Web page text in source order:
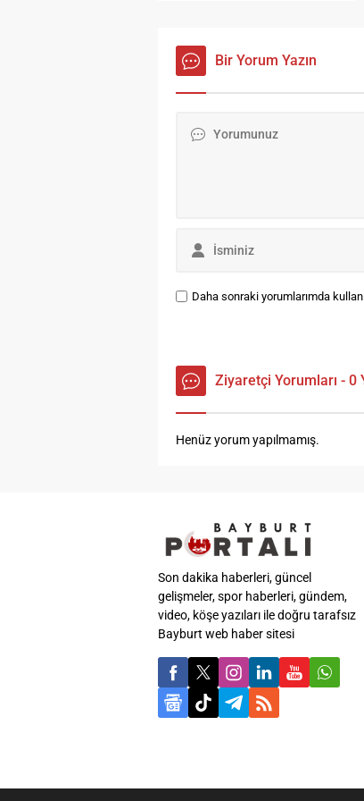
mütevellit ülkemizdeki eğitime
bir göz atalım. Ülke olarak
Bir Yorum Yazın
Daha sonraki yorumlarımda
Ziyaretçi Yorumları - 0
Henüz yorum yapılmamış.
Son dakika haberleri, güncel
gelişmeler, spor haberleri, gündem,
video, köşe yazıları ile doğru tarafsız
Bayburt web haber sitesi